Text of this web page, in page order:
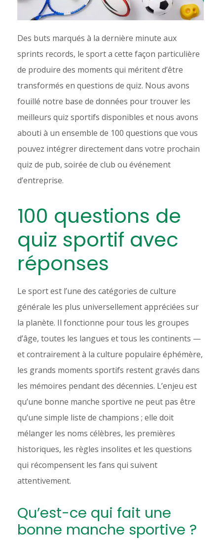
Des buts marqués à la dernière minute aux
sprints records, le sport a cette façon particulière
de produire des moments qui méritent d’être
transformés en questions de quiz. Nous avons
fouillé notre base de données pour trouver les
meilleurs quiz sportifs disponibles et nous avons
abouti à un ensemble de 100 questions que vous
pouvez intégrer directement dans votre prochain
quiz de pub, soirée de club ou événement
d’entreprise.
100 questions de
quiz sportif avec
réponses
Le sport est l’une des catégories de culture
générale les plus universellement appréciées sur
la planète. Il fonctionne pour tous les groupes
d’âge, toutes les langues et tous les continents —
et contrairement à la culture populaire éphémère,
les grands moments sportifs restent gravés dans
les mémoires pendant des décennies. L’enjeu est
qu’une bonne manche sportive ne peut pas être
qu’une simple liste de champions ; elle doit
mélanger les noms célèbres, les premières
historiques, les règles insolites et les questions
qui récompensent les fans qui suivent
attentivement.
Qu’est-ce qui fait une
bonne manche sportive ?